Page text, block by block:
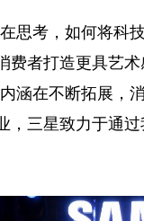
思考，如何将科
费者打造更具艺
涵在不断拓展，
，三星致力于通